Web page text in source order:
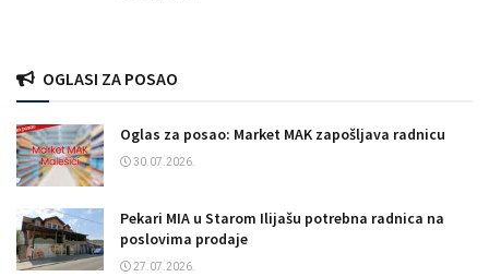
OGLASI ZA POSAO
Oglas za posao: Market MAK zapošljava radnicu
30.07.2026.
Pekari MIA u Starom Ilijašu potrebna radnica na
poslovima prodaje
27.07.2026.